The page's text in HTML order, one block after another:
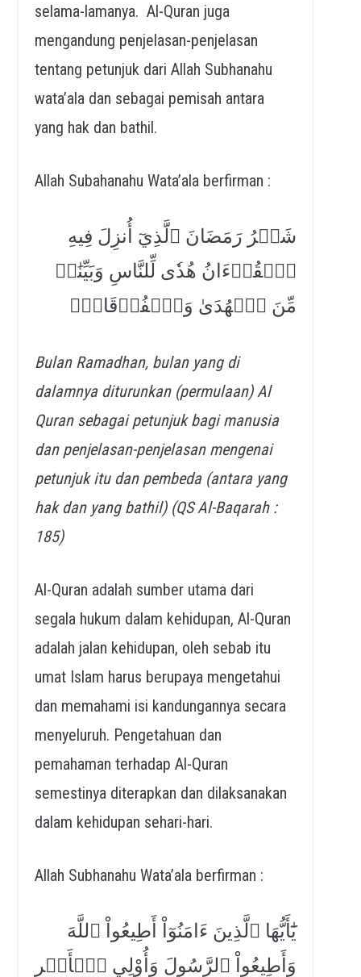
selama-lamanya. Al-Quran juga
mengandung penjelasan-penjelasan
tentang petunjuk dari Allah Subhanahu
wata’ala dan sebagai pemisah antara
yang hak dan bathil.
Allah Subahanahu Wata’ala berfirman :
شَهۡرُ رَمَضَانَ ٱلَّذِيٓ أُنزِلَ فِيهِ
ٱلۡقُرۡءَانُ هُدٗى لِّلنَّاسِ وَبَيِّنَٰتٖ
مِّنَ ٱلۡهُدَىٰ وَٱلۡفُرۡقَانِۚ
Bulan Ramadhan, bulan yang di
dalamnya diturunkan (permulaan) Al
Quran sebagai petunjuk bagi manusia
dan penjelasan-penjelasan mengenai
petunjuk itu dan pembeda (antara yang
hak dan yang bathil) (QS Al-Baqarah :
185)
Al-Quran adalah sumber utama dari
segala hukum dalam kehidupan, Al-Quran
adalah jalan kehidupan, oleh sebab itu
umat Islam harus berupaya mengetahui
dan memahami isi kandungannya secara
menyeluruh. Pengetahuan dan
pemahaman terhadap Al-Quran
semestinya diterapkan dan dilaksanakan
dalam kehidupan sehari-hari.
Allah Subhanahu Wata’ala berfirman :
يَٰٓأَيُّهَا ٱلَّذِينَ ءَامَنُوٓاْ أَطِيعُواْ ٱللَّهَ
وَأَطِيعُواْ ٱلرَّسُولَ وَأُوْلِي ٱلۡأَمۡرِ